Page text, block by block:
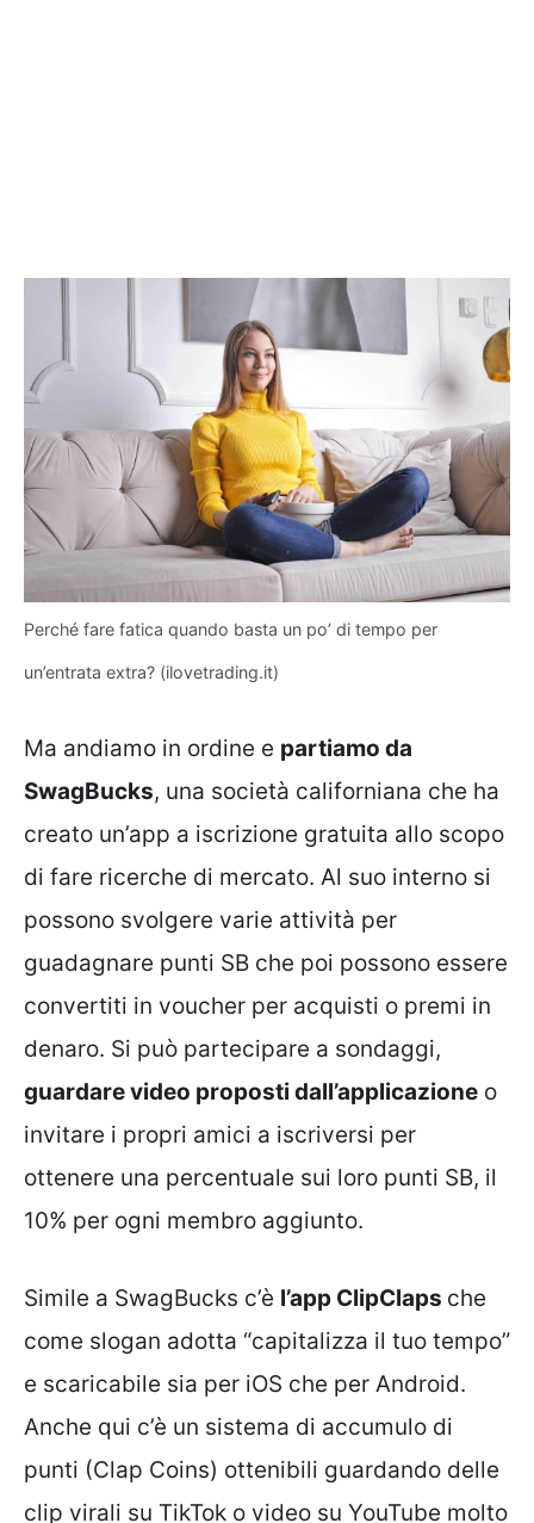
Perché fare fatica quando basta un po’ di tempo per
un’entrata extra? (ilovetrading.it)
Ma andiamo in ordine e partiamo da
SwagBucks, una società californiana che ha
creato un’app a iscrizione gratuita allo scopo
di fare ricerche di mercato. Al suo interno si
possono svolgere varie attività per
guadagnare punti SB che poi possono essere
convertiti in voucher per acquisti o premi in
denaro. Si può partecipare a sondaggi,
guardare video proposti dall’applicazione o
invitare i propri amici a iscriversi per
ottenere una percentuale sui loro punti SB, il
10% per ogni membro aggiunto.
Simile a SwagBucks c’è l’app ClipClaps che
come slogan adotta “capitalizza il tuo tempo”
e scaricabile sia per iOS che per Android.
Anche qui c’è un sistema di accumulo di
punti (Clap Coins) ottenibili guardando delle
clip virali su TikTok o video su YouTube molto